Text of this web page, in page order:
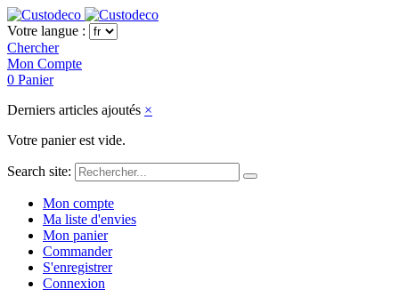
Votre langue :
Chercher
Mon Compte
0 Panier
Derniers articles ajoutés ×
Votre panier est vide.
Search site:
Mon compte
Ma liste d'envies
Mon panier
Commander
S'enregistrer
Connexion